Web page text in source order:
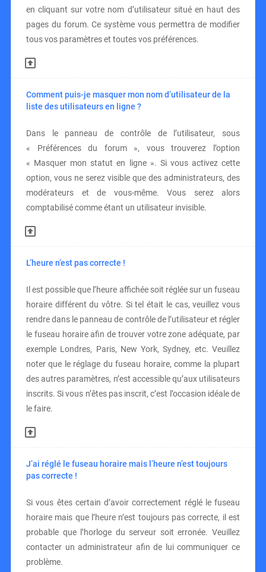
en cliquant sur votre nom d’utilisateur situé en haut des
pages du forum. Ce système vous permettra de modifier
tous vos paramètres et toutes vos préférences.
Comment puis-je masquer mon nom d’utilisateur de la
liste des utilisateurs en ligne ?
Dans le panneau de contrôle de l’utilisateur, sous
« Préférences du forum », vous trouverez l’option
« Masquer mon statut en ligne ». Si vous activez cette
option, vous ne serez visible que des administrateurs, des
modérateurs et de vous-même. Vous serez alors
comptabilisé comme étant un utilisateur invisible.
L’heure n’est pas correcte !
Il est possible que l’heure affichée soit réglée sur un fuseau
horaire différent du vôtre. Si tel était le cas, veuillez vous
rendre dans le panneau de contrôle de l’utilisateur et régler
le fuseau horaire afin de trouver votre zone adéquate, par
exemple Londres, Paris, New York, Sydney, etc. Veuillez
noter que le réglage du fuseau horaire, comme la plupart
des autres paramètres, n’est accessible qu’aux utilisateurs
inscrits. Si vous n’êtes pas inscrit, c’est l’occasion idéale de
le faire.
J’ai réglé le fuseau horaire mais l’heure n’est toujours
pas correcte !
Si vous êtes certain d’avoir correctement réglé le fuseau
horaire mais que l’heure n’est toujours pas correcte, il est
probable que l’horloge du serveur soit erronée. Veuillez
contacter un administrateur afin de lui communiquer ce
problème.